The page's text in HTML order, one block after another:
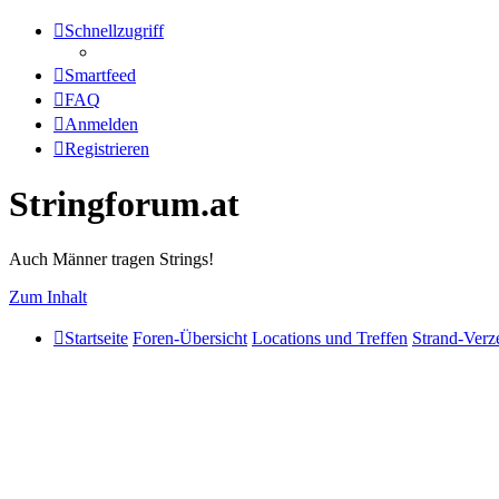
Schnellzugriff
Smartfeed
FAQ
Anmelden
Registrieren
Stringforum.at
Auch Männer tragen Strings!
Zum Inhalt
Startseite Foren-Übersicht Locations und Treffen Strand-